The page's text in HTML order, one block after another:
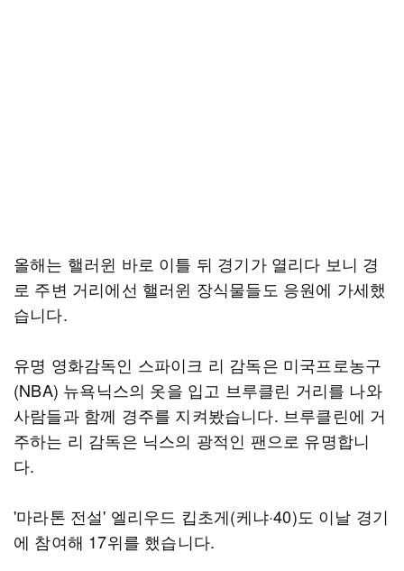
올해는 핼러윈 바로 이틀 뒤 경기가 열리다 보니 경
로 주변 거리에선 핼러윈 장식물들도 응원에 가세했
습니다.
유명 영화감독인 스파이크 리 감독은 미국프로농구
(NBA) 뉴욕닉스의 옷을 입고 브루클린 거리를 나와
사람들과 함께 경주를 지켜봤습니다. 브루클린에 거
주하는 리 감독은 닉스의 광적인 팬으로 유명합니
다.
'마라톤 전설' 엘리우드 킵초게(케냐·40)도 이날 경기
에 참여해 17위를 했습니다.